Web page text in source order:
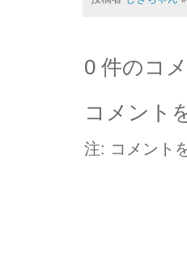
0 件のコ
コメント
注: コメント